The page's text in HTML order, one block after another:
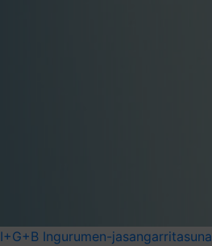
I+G+B Ingurumen-jasangarritasuna